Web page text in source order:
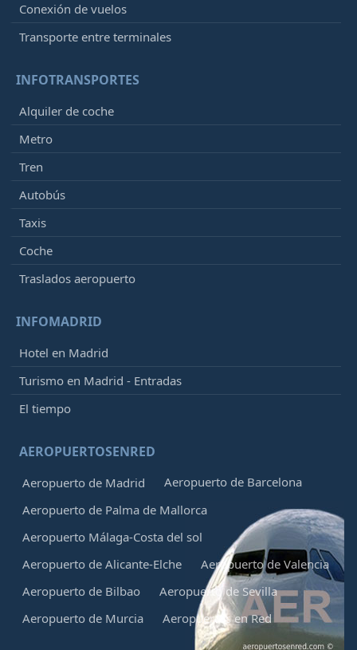
Conexión de vuelos
Transporte entre terminales
INFOTRANSPORTES
Alquiler de coche
Metro
Tren
Autobús
Taxis
Coche
Traslados aeropuerto
INFOMADRID
Hotel en Madrid
Turismo en Madrid - Entradas
El tiempo
AEROPUERTOSENRED
Aeropuerto de Madrid
Aeropuerto de Barcelona
Aeropuerto de Palma de Mallorca
Aeropuerto Málaga-Costa del sol
Aeropuerto de Alicante-Elche
Aeropuerto de Valencia
Aeropuerto de Bilbao
Aeropuerto de Sevilla
Aeropuerto de Murcia
Aeropuertos en Red